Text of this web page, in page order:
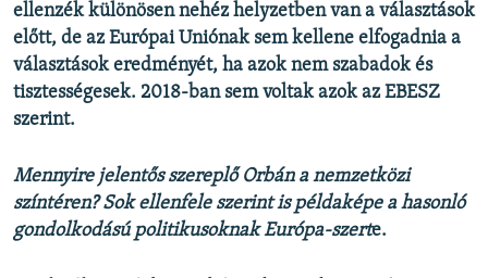
ellenzék különösen nehéz helyzetben van a választások
előtt, de az Európai Uniónak sem kellene elfogadnia a
választások eredményét, ha azok nem szabadok és
tisztességesek. 2018-ban sem voltak azok az EBESZ
szerint.
Mennyire jelentős szereplő Orbán a nemzetközi
színtéren? Sok ellenfele szerint is példaképe a hasonló
gondolkodású politikusoknak Európa-szerte.